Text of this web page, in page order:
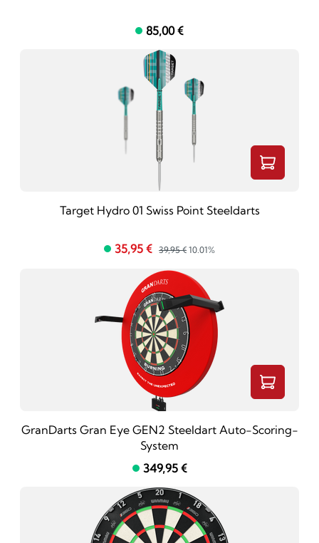
85,00 €
Target Hydro 01 Swiss Point Steeldarts
35,95 € 39,95 € 10.01%
GranDarts Gran Eye GEN2 Steeldart Auto-Scoring-
System
349,95 €